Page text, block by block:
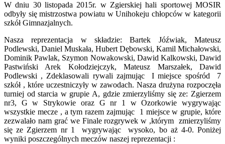
W dniu 30 listopada 2015r. w Zgierskiej hali sportowej MOSIR
odbyły się mistrzostwa powiatu w Unihokeju chłopców w kategorii
szkół Gimnazjalnych.
Nasza reprezentacja w składzie: Bartek Jóźwiak, Mateusz
Podlewski, Daniel Muskała, Hubert Dębowski, Kamil Michałowski,
Dominik Pawlak, Szymon Nowakowski, Dawid Kalkowski, Dawid
Pastwiński Arek Kołodziejczyk, Mateusz Marszałek, Dawid
Podlewski , Zdeklasowali rywali zajmując I miejsce spośród 7
szkół , które uczestniczyły w zawodach. Nasza drużyna rozpoczęła
turniej od starcia w grupie A, gdzie zmierzyliśmy się ze: Zgierzem
nr3, G w Strykowie oraz G nr 1 w Ozorkowie wygrywając
wszystkie mecze , a tym razem zajmując 1 miejsce w grupie, które
zezwalało nam grać we Finale rozgrywek w ,którym zmierzyliśmy
się ze Zgierzem nr 1 wygrywając wysoko, bo aż 4-0. Poniżej
wyniki poszczególnych meczów naszej reprezentacji :